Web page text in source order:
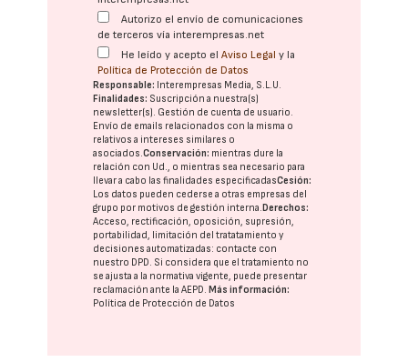
Autorizo el envío de comunicaciones
de terceros vía interempresas.net
He leído y acepto elAviso Legal y la
Política de Protección de Datos
Responsable: Interempresas Media, S.L.U.
Finalidades: Suscripción a nuestra(s)
newsletter(s). Gestión de cuenta de usuario.
Envío de emails relacionados con la misma o
relativos a intereses similares o
asociados.Conservación: mientras dure la
relación con Ud., o mientras sea necesario para
llevar a cabo las finalidades especificadasCesión:
Los datos pueden cederse a otras empresas del
grupo por motivos de gestión interna. Derechos:
Acceso, rectificación, oposición, supresión,
portabilidad, limitación del tratatamiento y
decisiones automatizadas: contacte con
nuestro DPD. Si considera que el tratamiento no
se ajusta a la normativa vigente, puede presentar
reclamación ante laAEPD. Más información:
Política de Protección de Datos